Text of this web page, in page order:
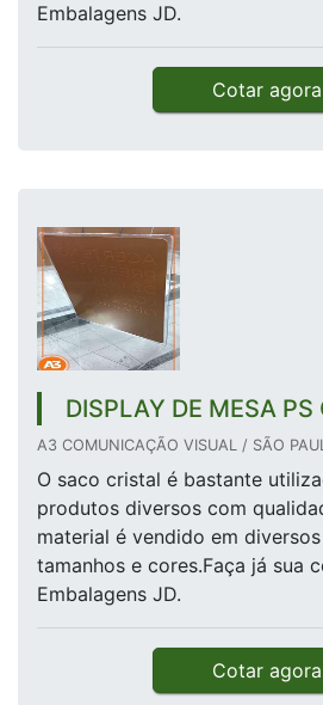
Embalagens JD.
Cotar agora
DISPLAY DE MESA PS
A3 COMUNICAÇÃO VISUAL / SÃO
O saco cristal é bastante
produtos diversos com
material é vendido em
tamanhos e cores.Faça já sua
Embalagens JD.
Cotar agora